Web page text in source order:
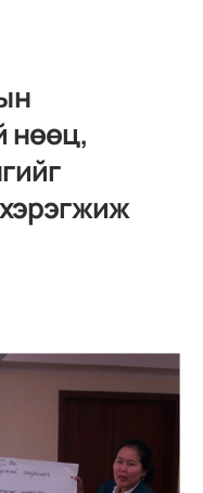
нөөц,